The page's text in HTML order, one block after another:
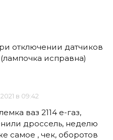
отключении датчиков
исправна)
в 09:42
ваз 2114 е-газ,
дроссель, неделю
самое , чек, оборотов